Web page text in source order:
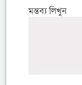
মন্তব্য লিখুন